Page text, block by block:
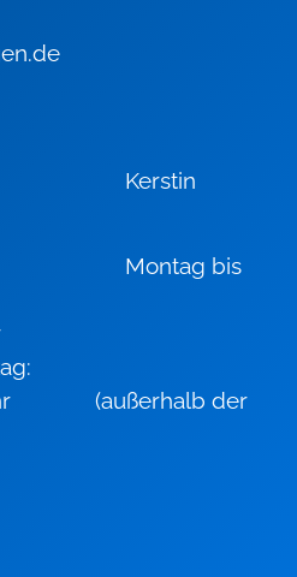
Kerstin
Montag bis
Uhr (außerhalb der